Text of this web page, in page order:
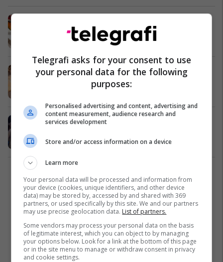
arra
Antipasta 22/11/2016
E ushqyeshme dhe e shijshme:
Çorbë nga kungulli
Adoleshenti me Sindromën Down
Interesante 18/10/2016
Telegrafi asks for your consent to use
your personal data for the following
purposes:
Personalised advertising and content, advertising and
content measurement, audience research and
services development
Store and/or access information on a device
Learn more
Your personal data will be processed and information from
your device (cookies, unique identifiers, and other device
data) may be stored by, accessed by and shared with 369
partners, or used specifically by this site. We and our partners
may use precise geolocation data. List of partners.
Some vendors may process your personal data on the basis
of legitimate interest, which you can object to by managing
your options below. Look for a link at the bottom of this page
or in the site menu to manage or withdraw consent in privacy
and cookie settings.